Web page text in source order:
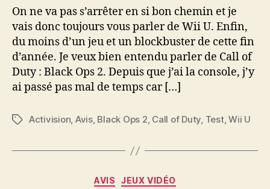
Call
of
Duty
:
Black
Ops
2
On ne va pas s’arrêter en si bon chemin et je
vais donc toujours vous parler de Wii U. Enfin,
du moins d’un jeu et un blockbuster de cette fin
d’année. Je veux bien entendu parler de Call of
Duty : Black Ops 2. Depuis que j’ai la console, j’y
ai passé pas mal de temps car […]
Étiquettes
Activision, Avis, Black Ops 2, Call of Duty, Test,Wii U
Catégories
AVIS JEUX VIDÉO